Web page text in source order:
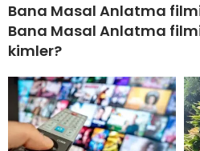
Bana Masal Anlatma
Bana Masal Anlatma
kimler?